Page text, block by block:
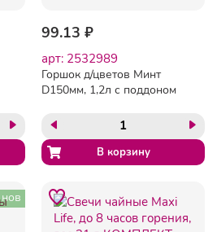
99.13 ₽
арт: 2532989
Горшок д/цветов Минт
D150мм, 1,2л с поддоном
нов